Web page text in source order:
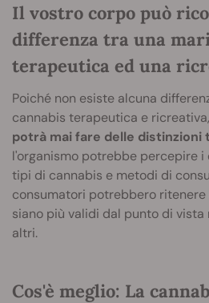
Il vostro corpo può
differenza tra una
terapeutica ed una
Poiché non esiste alcuna
cannabis terapeutica e ricreativa,
potrà mai fare delle distinzioni
l'organismo potrebbe percepire
tipi di cannabis e metodi di
consumatori potrebbero
siano più validi dal punto di
altri.
Cos'è meglio: La